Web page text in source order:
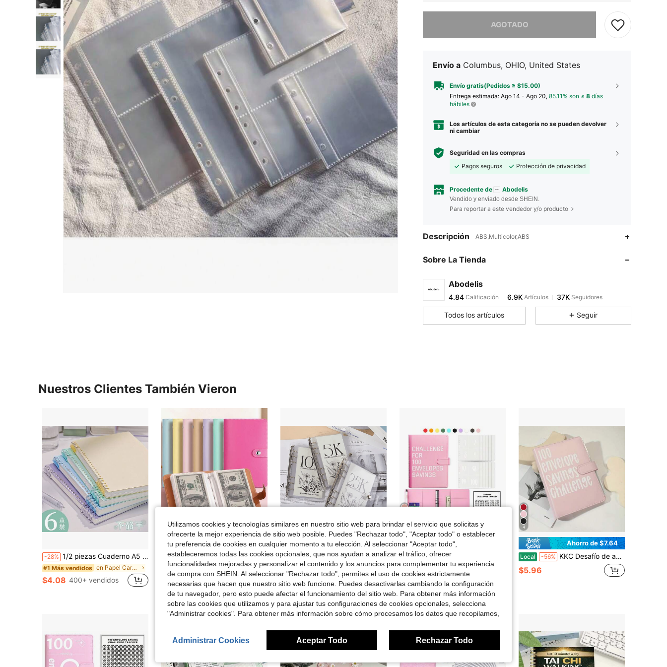
AGOTADO
Lo sentimos, este producto está agotado.
Envío a Columbus, OHIO, United States
Envío gratis(Pedidos ≥ $15.00)
Entrega estimada: Ago 14 - Ago 20, 85.11% son ≤ 8 días
hábiles
Los artículos de esta categoría no se pueden devolver
ni cambiar
Seguridad en las compras
Pagos seguros
Protección de privacidad
Procedente de Abodelis
Vendido y enviado desde SHEIN.
Para reportar a este vendedor y/o producto
Descripción ABS,Multicolor,ABS
Sobre La Tienda
Abodelis
4.84
4.84 Calificación
N***ppagó Hace 1 día
4.84
4.84 37K
4.84 37K
4.84 6.9K 37K
Todos los artículos Seguir
Nuestros Clientes También Vieron
-28% 1/2 piezas Cuaderno A5 con cubierta suave y espiral removible estilo Macaron, bloc de notas estético para estudiantes de secundaria, útiles escolares
#1 Más vendidos en Papel Carpetas
$4.08 400+ vendidos
Ahorro de $1.25
-33% Juego de 100 sobres para carpeta de desafío de presupuesto y ahorro - Asequible, versátil, portátil, bolsas de almacenamiento organizadas, ideal para estudiantes de vuelta a la escuela o metas de ahorro, adecuado para útiles escolares, esencial para la temporada de vuelta a la escuela
$2.55 200+ vendidos
-32% Gráfico de Ahorro A6 (Con Sobres de Efectivo) - Planificador de Presupuesto de 12 Meses para Metas de Ahorro de $5,000, $10,000 y $25,000 - Manual de Desafío de Ahorro - Gráfico de Desafío de Ahorro - Útiles Escolares de Regreso a Clases
#1 Más vendidos en Multicolor Carpetas
¡Casi agotado!
#1 Más vendidos en Multicolor Carpetas
¡Casi agotado!
#1 Más vendidos en Multicolor Carpetas
¡Casi agotado!
#1 Más vendidos en Multicolor Carpetas
¡Casi agotado!
$4.35 400+ vendidos
5
Ahorro de $7.45
Local -56% KKC Desafío de ahorro con 100 sobres, Carpeta de presupuesto A5 con sobres para efectivo, Planificador de desafío de ahorro, Manera fácil y divertida de ahorrar $5,050, Cuaderno de ahorro, Billetera multifuncional, Ahorra una gran cantidad de dinero.
$5.95
4
Ahorro de $7.64
Local -56% KKC Desafío de ahorro de dinero de 100 sobres, carpeta de desafío de 100 sobres, forma fácil y divertida de ahorrar $ 5,050, carpeta de desafío de ahorro de presupuesto con sobres de efectivo para oficina, hogar, escuela.
$5.96
Utilizamos cookies y tecnologías similares en nuestro sitio web para brindar el servicio que solicitas y
ofrecerte la mejor experiencia de sitio web posible. Puedes "Rechazar todo", "Aceptar todo" o establecer
tu preferencia de cookies en cualquier momento a tu elección. Al seleccionar "Aceptar todo",
estableceremos todas las cookies opcionales, que nos ayudan a analizar el tráfico, ofrecer
funcionalidades mejoradas y personalizar el contenido y los anuncios para complementar tu experiencia
de compra con SHEIN. Al seleccionar "Rechazar todo", permites el uso de cookies estrictamente
necesarias que hacen que nuestro sitio web funcione. Puedes desactivarlas cambiando la configuración
de tu navegador, pero esto puede afectar el funcionamiento del sitio web. Para obtener más información
sobre las cookies que utilizamos y para ajustar tus configuraciones de cookies opcionales, selecciona
"Administrar cookies". Para obtener más información sobre cómo procesamos los datos que recopilamos,
Administrar Cookies Aceptar Todo Rechazar Todo